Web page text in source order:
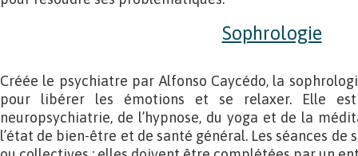
Sophrologie
Créée le psychiatre par Alfonso Caycédo, la
pour libérer les émotions et se relaxer. Elle
neuropsychiatrie, de l’hypnose, du yoga et de la
l’état de bien-être et de santé général. Les séances